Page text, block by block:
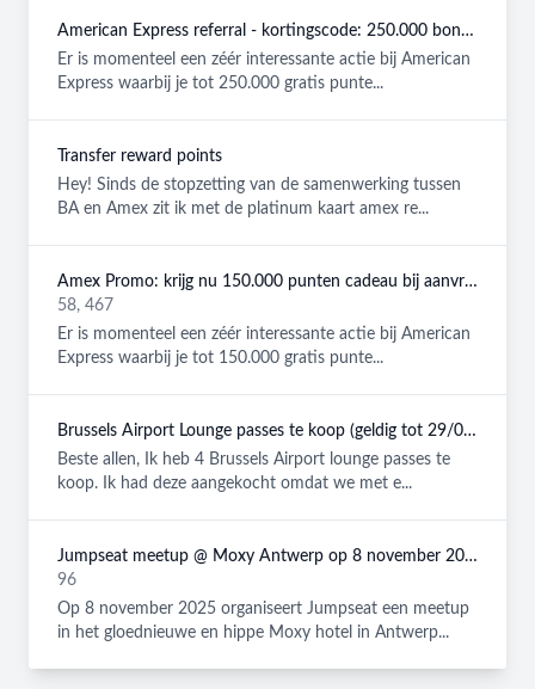
American Express referral - kortingscode: 250.000 bonuspunten GRATIS
Er is momenteel een zéér interessante actie bij American
Express waarbij je tot 250.000 gratis punte...
Transfer reward points
Hey! Sinds de stopzetting van de samenwerking tussen
BA en Amex zit ik met de platinum kaart amex re...
Amex Promo: krijg nu 150.000 punten cadeau bij aanvraag van een American Express Platinum kaart!
58, 467
Er is momenteel een zéér interessante actie bij American
Express waarbij je tot 150.000 gratis punte...
Brussels Airport Lounge passes te koop (geldig tot 29/08/2026)
Beste allen, Ik heb 4 Brussels Airport lounge passes te
koop. Ik had deze aangekocht omdat we met e...
Jumpseat meetup @ Moxy Antwerp op 8 november 2025
96
Op 8 november 2025 organiseert Jumpseat een meetup
in het gloednieuwe en hippe Moxy hotel in Antwerp...